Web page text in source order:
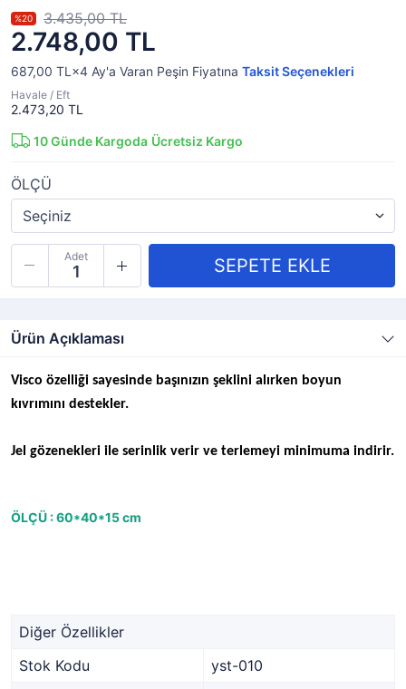
2.748,00 TL
%20 3.435,00 TL
687,00 TL×4 Ay'a Varan Peşin Fiyatına Taksit Seçenekleri
Havale / Eft
2.473,20 TL
10Günde Kargoda Ücretsiz Kargo
ÖLÇÜ
Adet
Ürün Açıklaması
Visco özelliği sayesinde başınızın şeklini alırken boyun
kıvrımını destekler.
Jel gözenekleri ile serinlik verir ve terlemeyi minimuma indirir.
ÖLÇÜ : 60*40*15 cm
Diğer Özellikler
Stok Kodu
yst-010